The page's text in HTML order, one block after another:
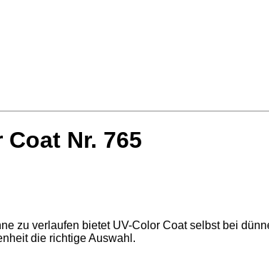
Nr. 765
zu verlaufen bietet UV-Color Coat selbst bei
die richtige Auswahl.